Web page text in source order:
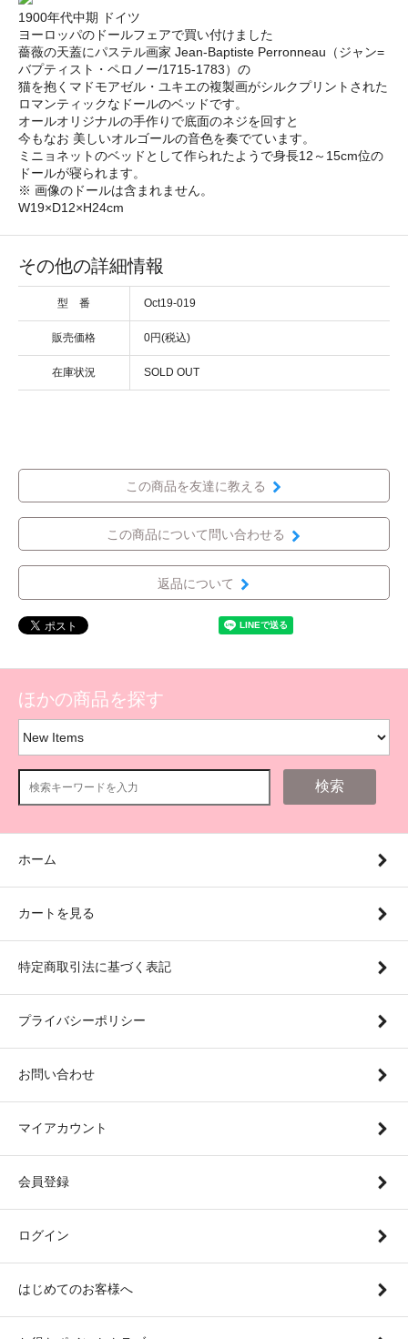
1900年代中期 ドイツ
ヨーロッパのドールフェアで買い付けました
薔薇の天蓋にパステル画家 Jean-Baptiste Perronneau（ジャン=
バプティスト・ペロノー/1715-1783）の
猫を抱くマドモアゼル・ユキエの複製画がシルクプリントされた
ロマンティックなドールのベッドです。
オールオリジナルの手作りで底面のネジを回すと
今もなお 美しいオルゴールの音色を奏でています。
ミニョネットのベッドとして作られたようで身長12～15cm位の
ドールが寝られます。
※ 画像のドールは含まれません。
W19×D12×H24cm
その他の詳細情報
型 番 Oct19-019
販売価格 0円(税込)
在庫状況 SOLD OUT
この商品を友達に教える
この商品について問い合わせる
返品について
ほかの商品を探す
検索
ホーム
カートを見る
特定商取引法に基づく表記
プライバシーポリシー
お問い合わせ
マイアカウント
会員登録
ログイン
はじめてのお客様へ